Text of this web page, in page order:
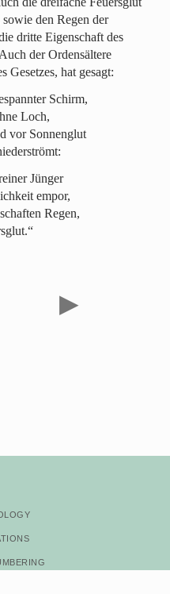
den Regen der
dritte Eigenschaft des
der Ordensältere
Gesetzes, hat gesagt:
Schirm,
Loch,
vor Sonnenglut
Jünger
empor,
Regen,
▶